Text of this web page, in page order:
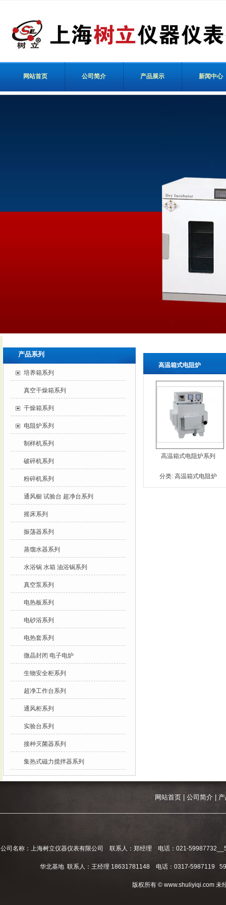
网站首页 公司简介 产品展示 新闻中心
高温箱式电阻炉
高温箱式电阻炉系列
分类: 高温箱式电阻炉
产品系列
培养箱系列
真空干燥箱系列
干燥箱系列
电阻炉系列
制样机系列
破碎机系列
粉碎机系列
通风橱 试验台 超净台系列
摇床系列
振荡器系列
蒸馏水器系列
水浴锅 水箱 油浴锅系列
真空泵系列
电热板系列
电砂浴系列
电热套系列
微晶封闭 电子电炉
生物安全柜系列
超净工作台系列
通风柜系列
实验台系列
接种灭菌器系列
集热式磁力搅拌器系列
网站首页| 公司简介|
公司名称：上海树立仪器仪表有限公司 联系人：郑经理 电话：021-
华北基地 联系人：王经理 18631781148 电话：0317-5987119
版权所有 © www.shuliyiqi.com 未